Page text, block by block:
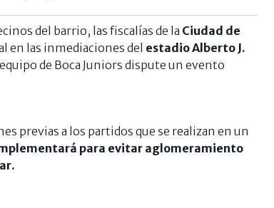
del barrio, las fiscalías de la Ciudad de
en las inmediaciones del estadio Alberto J.
de Boca Juniors dispute un evento
previas a los partidos que se realizan en un
para evitar aglomeramiento